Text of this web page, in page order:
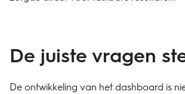
De juiste vragen
De ontwikkeling van het dashboard is